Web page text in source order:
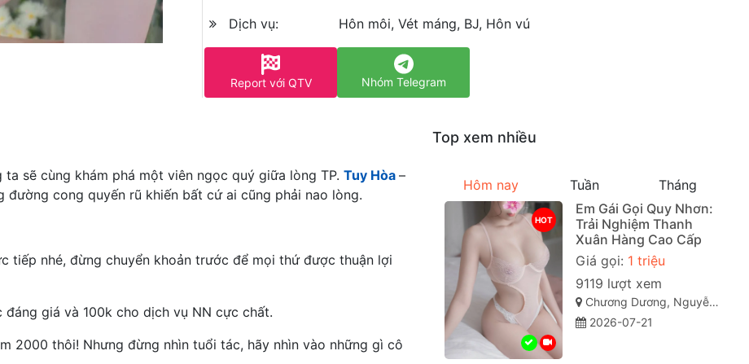
Dịch vụ:
Hôn môi, Vét máng, BJ, Hôn vú
Report với QTV Nhóm Telegram
sẽ cùng khám phá một viên ngọc quý giữa lòng TP. Tuy Hòa –
đường cong quyến rũ khiến bất cứ ai cũng phải nao lòng.
tiếp nhé, đừng chuyển khoản trước để mọi thứ được thuận lợi
giá và 100k cho dịch vụ NN cực chất.
2000 thôi! Nhưng đừng nhìn tuổi tác, hãy nhìn vào những gì cô
Top xem nhiều
Hôm nay Tuần Tháng
HOT
Em Gái Gọi Quy Nhơn:
Trải Nghiệm Thanh
Xuân Hàng Cao Cấp
Giá gọi: 1 triệu
9119 lượt xem
Chương Dương, Nguyễn Văn Cừ, Quy Nhơn, Bình Định
2026-07-21